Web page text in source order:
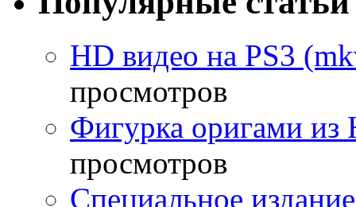
HD видео на PS3
просмотров
Фигурка оригами из
просмотров
Специальное